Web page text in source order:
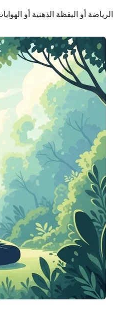
أو اليقظة الذهنية أو